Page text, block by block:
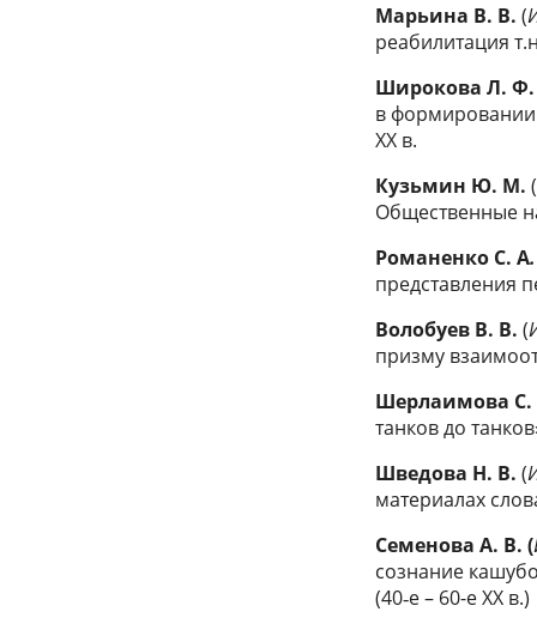
Марьина В. В. (
реабилитация
Широкова Л. Ф.
в формировании
ХХ в.
Кузьмин Ю. М. (
Общественные
Романенко С. А.
представления
Волобуев В. В. (
призму
Шерлаимова
танков до
Шведова Н. В. (
материалах
Cеменова А. В. (
сознание
(40‑е – 60-е ХХ в.)